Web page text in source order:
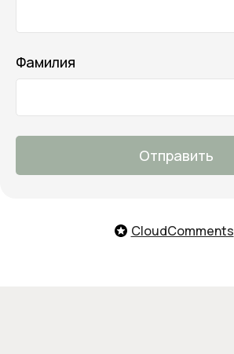
Фамилия
Отправить
CloudComments
Telegram
8 (800) 770-05-79
Онлайн-помощь с 10:00 до 21:00
тебе подобрать продукты,
ответим на все вопросы и примем